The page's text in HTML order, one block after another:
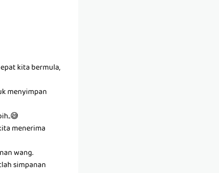
kita bermula,
menyimpan
menerima
wang.
simpanan